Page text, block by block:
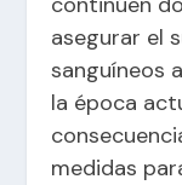
asegurar el
sanguíneos
la época
medidas